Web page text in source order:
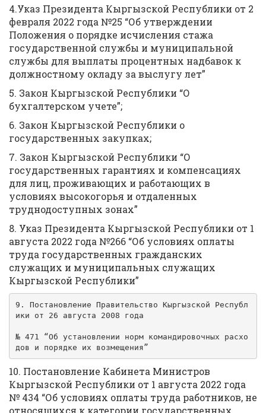
4.Указ Президента Кыргызской Республики от 2
февраля 2022 года №25 “Об утверждении
Положения о порядке исчисления стажа
государственной службы и муниципальной
службы для выплаты процентных надбавок к
должностному окладу за выслугу лет”
5. Закон Кыргызской Республики “О
бухгалтерском учете”;
6. Закон Кыргызской Республики о
государственных закупках;
7. Закон Кыргызской Республики “О
государственных гарантиях и компенсациях
для лиц, проживающих и работающих в
условиях высокогорья и отдаленных
труднодоступных зонах”
8. Указ Президента Кыргызской Республики от 1
августа 2022 года №266 “Об условиях оплаты
труда государственных гражданских
служащих и муниципальных служащих
Кыргызской Республики”
9. Постановление Правительство Кыргызской Республ
ики от 26 августа 2008 года
№ 471 “Об установлении норм командировочных расхо
дов и порядке их возмещения”
10. Постановление Кабинета Министров
Кыргызской Республики от 1 августа 2022 года
№ 434 “Об условиях оплаты труда работников, не
относящихся к категории государственных